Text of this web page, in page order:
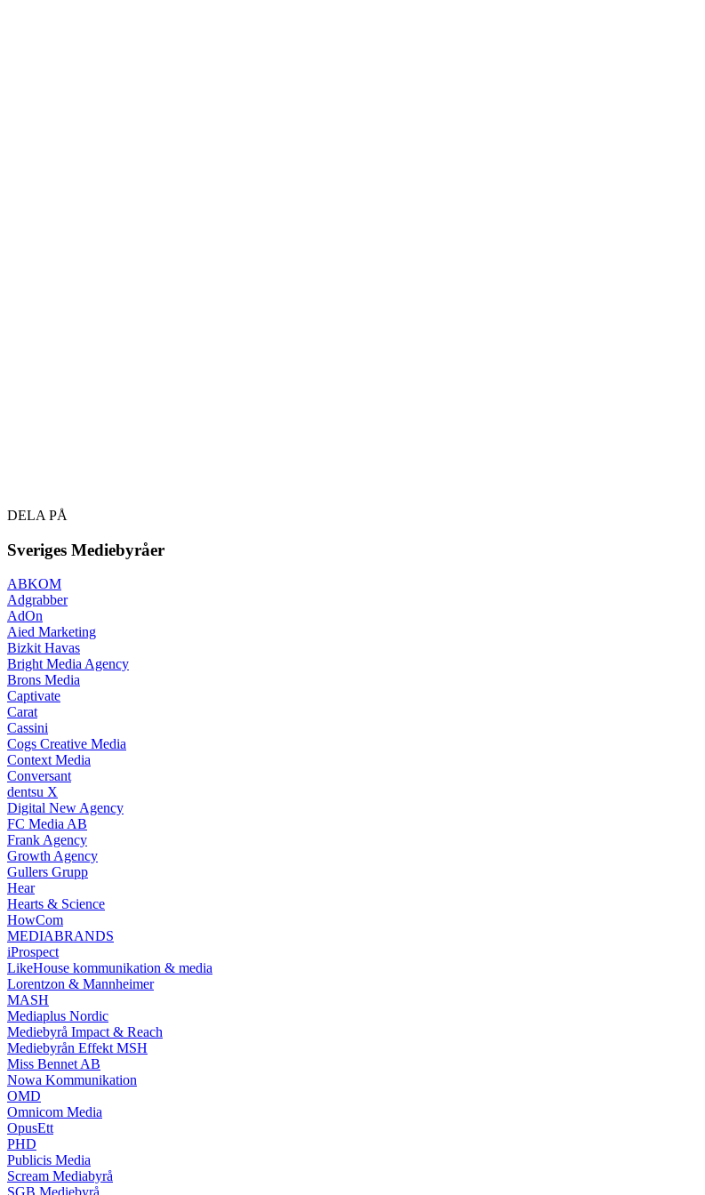
DELA PÅ
Sveriges Mediebyråer
ABKOM
Adgrabber
AdOn
Aied Marketing
Bizkit Havas
Bright Media Agency
Brons Media
Captivate
Carat
Cassini
Cogs Creative Media
Context Media
Conversant
dentsu X
Digital New Agency
FC Media AB
Frank Agency
Growth Agency
Gullers Grupp
Hear
Hearts & Science
HowCom
MEDIABRANDS
iProspect
LikeHouse kommunikation & media
Lorentzon & Mannheimer
MASH
Mediaplus Nordic
Mediebyrå Impact & Reach
Mediebyrån Effekt MSH
Miss Bennet AB
Nowa Kommunikation
OMD
Omnicom Media
OpusEtt
PHD
Publicis Media
Scream Mediabyrå